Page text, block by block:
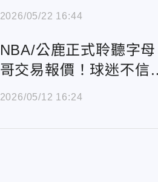
光
2026/05/22 16:44
NBA/公鹿正式聆聽字母
哥交易報價！球迷不信
又來了…等成真再說
2026/05/12 16:24